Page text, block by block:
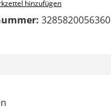
hinzufügen
3285820056360